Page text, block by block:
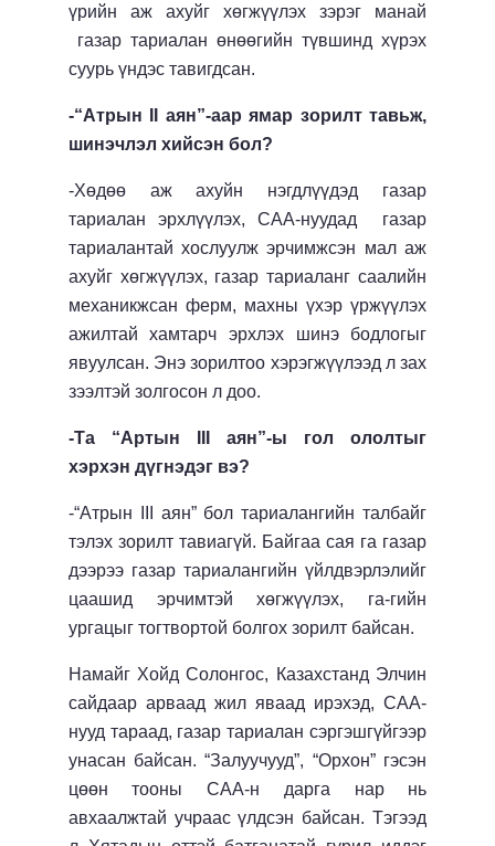
үрийн аж ахуйг хөгжүүлэх зэрэг манай
газар тариалан өнөөгийн түвшинд хүрэх
суурь үндэс тавигдсан.
-“Атрын II аян”-аар ямар зорилт тавьж,
шинэчлэл хийсэн бол?
-Хөдөө аж ахуйн нэгдлүүдэд газар
тариалан эрхлүүлэх, САА-нуудад газар
тариалантай хослуулж эрчимжсэн мал аж
ахуйг хөгжүүлэх, газар тариаланг саалийн
механикжсан ферм, махны үхэр үржүүлэх
ажилтай хамтарч эрхлэх шинэ бодлогыг
явуулсан. Энэ зорилтоо хэрэгжүүлээд л зах
зээлтэй золгосон л доо.
-Та “Артын III аян”-ы гол ололтыг
хэрхэн дүгнэдэг вэ?
-“Атрын III аян” бол тариалангийн талбайг
тэлэх зорилт тавиагүй. Байгаа сая га газар
дээрээ газар тариалангийн үйлдвэрлэлийг
цаашид эрчимтэй хөгжүүлэх, га-гийн
ургацыг тогтвортой болгох зорилт байсан.
Намайг Хойд Солонгос, Казахстанд Элчин
сайдаар арваад жил яваад ирэхэд, САА-
нууд тараад, газар тариалан сэргэшгүйгээр
унасан байсан. “Залуучууд”, “Орхон” гэсэн
цөөн тооны САА-н дарга нар нь
авхаалжтай учраас үлдсэн байсан. Тэгээд